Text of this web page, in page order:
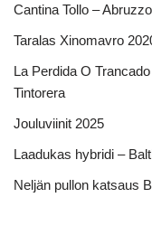
Cantina Tollo –
Taralas Xinomavro
La Perdida O
Tintorera
Jouluviinit 2025
Laadukas hybridi –
Neljän pullon katsaus